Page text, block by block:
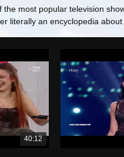
the most popular television
literally an encyclopedia
40:12